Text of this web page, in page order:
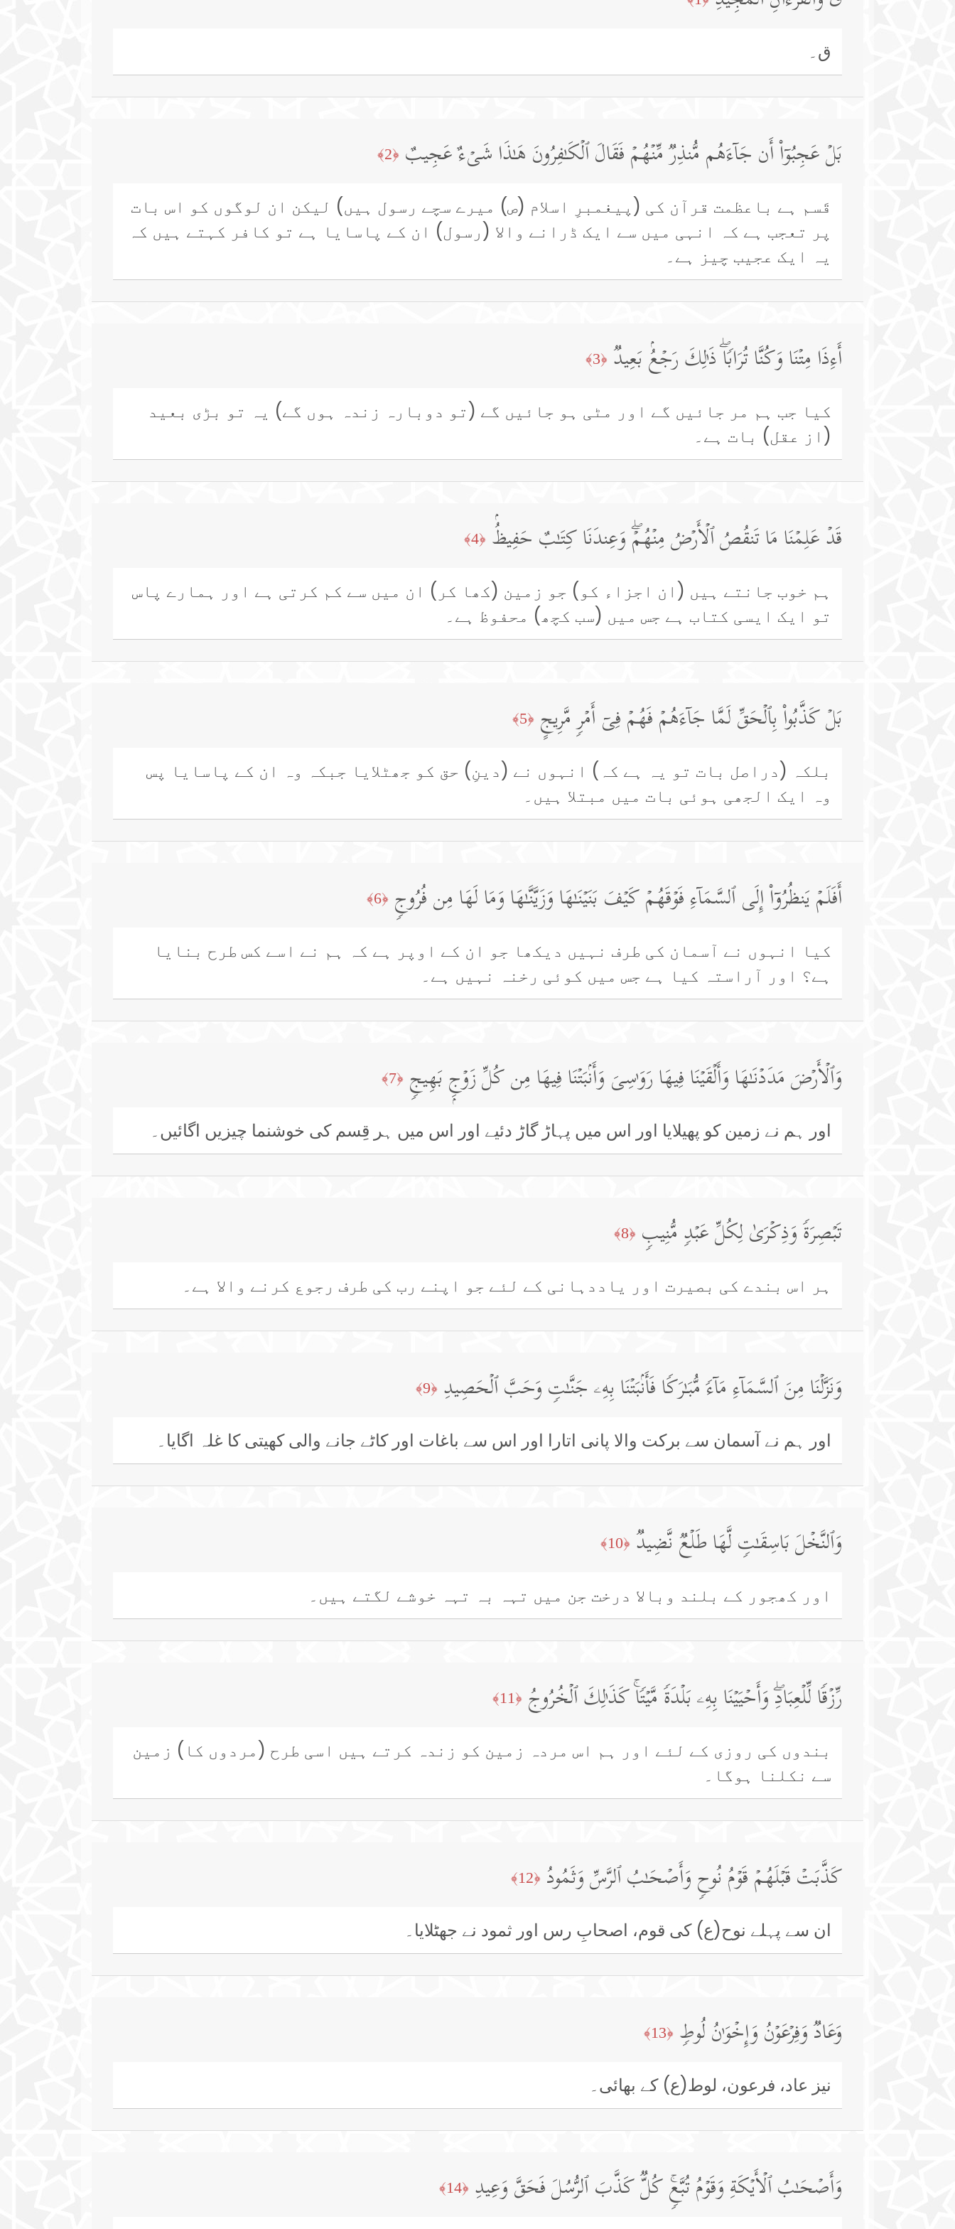
ق۔
بَلۡ عَجِبُوۤا۟ أَن جَاۤءَهُم مُّنذِرࣱ مِّنۡهُمۡ فَقَالَ ٱلۡكَـٰفِرُونَ هَـٰذَا شَیۡءٌ عَجِیبٌ ﴿2﴾
قَسم ہے باعظمت قرآن کی (پیغمبرِ اسلام (ص) میرے سچے رسول ہیں) لیکن ان لوگوں کو اس بات
پر تعجب ہے کہ انہی میں سے ایک ڈرانے والا (رسول) ان کے پاسایا ہے تو کافر کہتے ہیں کہ
یہ ایک عجیب چیز ہے۔
أَءِذَا مِتۡنَا وَكُنَّا تُرَابࣰاۖ ذَ ٰ⁠لِكَ رَجۡعُۢ بَعِیدࣱ ﴿3﴾
کیا جب ہم مر جائیں گے اور مٹی ہو جائیں گے (تو دوبارہ زندہ ہوں گے) یہ تو بڑی بعید
(از عقل) بات ہے۔
قَدۡ عَلِمۡنَا مَا تَنقُصُ ٱلۡأَرۡضُ مِنۡهُمۡۖ وَعِندَنَا كِتَـٰبٌ حَفِیظُۢ ﴿4﴾
ہم خوب جانتے ہیں (ان اجزاء کو) جو زمین (کھا کر) ان میں سے کم کرتی ہے اور ہمارے پاس
تو ایک ایسی کتاب ہے جس میں (سب کچھ) محفوظ ہے۔
بَلۡ كَذَّبُوا۟ بِٱلۡحَقِّ لَمَّا جَاۤءَهُمۡ فَهُمۡ فِیۤ أَمۡرࣲ مَّرِیجٍ ﴿5﴾
بلکہ (دراصل بات تو یہ ہے کہ) انہوں نے (دینِ) حق کو جھٹلایا جبکہ وہ ان کے پاسایا پس
وہ ایک الجھی ہوئی بات میں مبتلا ہیں۔
أَفَلَمۡ یَنظُرُوۤا۟ إِلَى ٱلسَّمَاۤءِ فَوۡقَهُمۡ كَیۡفَ بَنَیۡنَـٰهَا وَزَیَّنَّـٰهَا وَمَا لَهَا مِن فُرُوجࣲ ﴿6﴾
کیا انہوں نے آسمان کی طرف نہیں دیکھا جو ان کے اوپر ہے کہ ہم نے اسے کس طرح بنایا
ہے؟ اور آراستہ کیا ہے جس میں کوئی رخنہ نہیں ہے۔
وَٱلۡأَرۡضَ مَدَدۡنَـٰهَا وَأَلۡقَیۡنَا فِیهَا رَوَ ٰ⁠سِیَ وَأَنۢبَتۡنَا فِیهَا مِن كُلِّ زَوۡجِۭ بَهِیجࣲ ﴿7﴾
اور ہم نے زمین کو پھیلایا اور اس میں پہاڑ گاڑ دئیے اور اس میں ہر قِسم کی خوشنما چیزیں اگائیں۔
تَبۡصِرَةࣰ وَذِكۡرَىٰ لِكُلِّ عَبۡدࣲ مُّنِیبࣲ ﴿8﴾
ہر اس بندے کی بصیرت اور یاددہانی کے لئے جو اپنے رب کی طرف رجوع کرنے والا ہے۔
وَنَزَّلۡنَا مِنَ ٱلسَّمَاۤءِ مَاۤءࣰ مُّبَـٰرَكࣰا فَأَنۢبَتۡنَا بِهِۦ جَنَّـٰتࣲ وَحَبَّ ٱلۡحَصِیدِ ﴿9﴾
اور ہم نے آسمان سے برکت والا پانی اتارا اور اس سے باغات اور کاٹے جانے والی کھیتی کا غلہ اگایا۔
وَٱلنَّخۡلَ بَاسِقَـٰتࣲ لَّهَا طَلۡعࣱ نَّضِیدࣱ ﴿10﴾
اور کھجور کے بلند وبالا درخت جن میں تہہ بہ تہہ خوشے لگتے ہیں۔
رِّزۡقࣰا لِّلۡعِبَادِۖ وَأَحۡیَیۡنَا بِهِۦ بَلۡدَةࣰ مَّیۡتࣰاۚ كَذَ ٰ⁠لِكَ ٱلۡخُرُوجُ ﴿11﴾
بندوں کی روزی کے لئے اور ہم اس مردہ زمین کو زندہ کرتے ہیں اسی طرح (مردوں کا) زمین
سے نکلنا ہوگا۔
كَذَّبَتۡ قَبۡلَهُمۡ قَوۡمُ نُوحࣲ وَأَصۡحَـٰبُ ٱلرَّسِّ وَثَمُودُ ﴿12﴾
ان سے پہلے نوح(ع) کی قوم، اصحابِ رس اور ثمود نے جھٹلایا۔
وَعَادࣱ وَفِرۡعَوۡنُ وَإِخۡوَ ٰ⁠نُ لُوطࣲ ﴿13﴾
نیز عاد، فرعون، لوط(ع) کے بھائی۔
وَأَصۡحَـٰبُ ٱلۡأَیۡكَةِ وَقَوۡمُ تُبَّعࣲۚ كُلࣱّ كَذَّبَ ٱلرُّسُلَ فَحَقَّ وَعِیدِ ﴿14﴾